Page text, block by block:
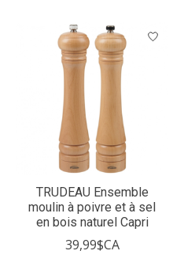
Articles du carrousel de
TRUDEAU Ensemble
moulin à poivre et à sel
en bois naturel Capri
39,99$CA